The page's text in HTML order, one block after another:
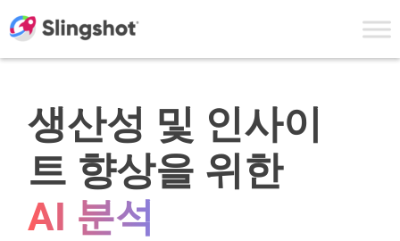
생산성 및 인사이
트 향상을 위한
AI 분석